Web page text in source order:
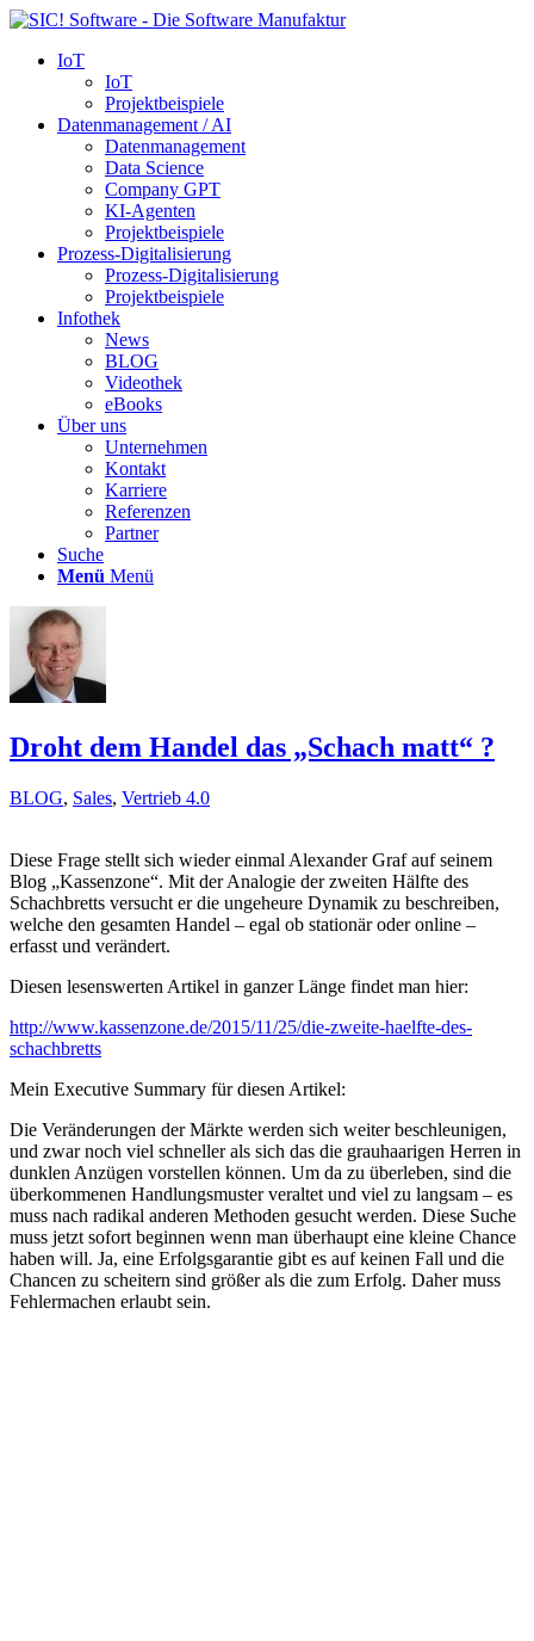
IoT
IoT
Projektbeispiele
Datenmanagement / AI
Datenmanagement
Data Science
Company GPT
KI-Agenten
Projektbeispiele
Prozess-Digitalisierung
Prozess-Digitalisierung
Projektbeispiele
Infothek
News
BLOG
Videothek
eBooks
Über uns
Unternehmen
Kontakt
Karriere
Referenzen
Partner
Suche
Menü Menü
Droht dem Handel das „Schach matt“ ?
BLOG, Sales, Vertrieb 4.0
Diese Frage stellt sich wieder einmal Alexander Graf auf seinem
Blog „Kassenzone“. Mit der Analogie der zweiten Hälfte des
Schachbretts versucht er die ungeheure Dynamik zu beschreiben,
welche den gesamten Handel – egal ob stationär oder online –
erfasst und verändert.
Diesen lesenswerten Artikel in ganzer Länge findet man hier:
http://www.kassenzone.de/2015/11/25/die-zweite-haelfte-des-
schachbretts
Mein Executive Summary für diesen Artikel:
Die Veränderungen der Märkte werden sich weiter beschleunigen,
und zwar noch viel schneller als sich das die grauhaarigen Herren in
dunklen Anzügen vorstellen können. Um da zu überleben, sind die
überkommenen Handlungsmuster veraltet und viel zu langsam – es
muss nach radikal anderen Methoden gesucht werden. Diese Suche
muss jetzt sofort beginnen wenn man überhaupt eine kleine Chance
haben will. Ja, eine Erfolgsgarantie gibt es auf keinen Fall und die
Chancen zu scheitern sind größer als die zum Erfolg. Daher muss
Fehlermachen erlaubt sein.